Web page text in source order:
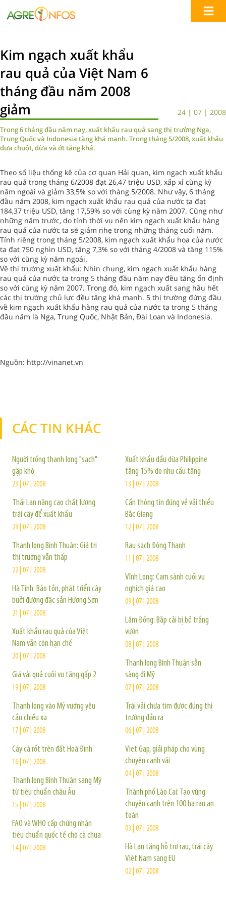
Kim ngạch xuất khẩu
rau quả của Việt Nam 6
tháng đầu năm 2008
giảm
24 | 07 | 2008
Trong 6 tháng đầu năm nay, xuất khẩu rau quả sang thị trường Nga,
Trung Quốc và Indonesia tăng khá mạnh. Trong tháng 5/2008, xuất khẩu
dưa chuột, dừa và ớt tăng khá.
Theo số liệu thống kê của cơ quan Hải quan, kim ngạch xuất khẩu
rau quả trong tháng 6/2008 đạt 26,47 triệu USD, xấp xỉ cùng kỳ
năm ngoái và giảm 33,5% so với tháng 5/2008. Như vậy, 6 tháng
đầu năm 2008, kim ngạch xuất khẩu rau quả của nước ta đạt
184,37 triệu USD, tăng 17,59% so với cùng kỳ năm 2007. Cũng như
những năm trước, do tính thời vụ nên kim ngạch xuất khẩu hàng
rau quả của nước ta sẽ giảm nhẹ trong những tháng cuối năm.
Tính riêng trong tháng 5/2008, kim ngạch xuất khẩu hoa của nước
ta đạt 750 nghìn USD, tăng 7,3% so với tháng 4/2008 và tăng 115%
so với cùng kỳ năm ngoái.
Về thị trường xuất khẩu: Nhìn chung, kim ngạch xuất khẩu hàng
rau quả của nước ta trong 5 tháng đầu năm nay đều tăng ổn định
so với cùng kỳ năm 2007. Trong đó, kim ngạch xuất sang hầu hết
các thị trường chủ lực đều tăng khá mạnh. 5 thị trường đứng đầu
về kim ngạch xuất khẩu hàng rau quả của nước ta trong 5 tháng
đầu năm là Nga, Trung Quốc, Nhật Bản, Đài Loan và Indonesia.
Nguồn: http://vinanet.vn
CÁC TIN KHÁC
Người trồng thanh long "sạch"
gặp khó
23 | 07 | 2008
Thái Lan nâng cao chất lượng
trái cây để xuất khẩu
23 | 07 | 2008
Thanh long Bình Thuận: Giá trị
thị trường vẫn thấp
22 | 07 | 2008
Hà Tĩnh: Bảo tồn, phát triển cây
bưởi đường đặc sản Hương Sơn
21 | 07 | 2008
Xuất khẩu rau quả của Việt
Nam vẫn còn hạn chế
20 | 07 | 2008
Giá vải quả cuối vụ tăng gấp 2
19 | 07 | 2008
Thanh long vào Mỹ vướng yêu
cầu chiếu xạ
17 | 07 | 2008
Cây cà rốt trên đất Hoà Đình
16 | 07 | 2008
Thanh long Bình Thuận sang Mỹ
từ tiêu chuẩn châu Âu
15 | 07 | 2008
FAO và WHO cấp chứng nhận
tiêu chuẩn quốc tế cho cà chua
14 | 07 | 2008
Xuất khẩu dầu dừa Philippine
tăng 15% do nhu cầu tăng
13 | 07 | 2008
Cần thông tin đúng về vải thiều
Bắc Giang
12 | 07 | 2008
Rau sạch Đông Thanh
11 | 07 | 2008
Vĩnh Long: Cam sành cuối vụ
nghịch giá cao
09 | 07 | 2008
Lâm Đồng: Bắp cải bị bỏ trắng
vườn
08 | 07 | 2008
Thanh long Bình Thuận sẵn
sàng đi Mỹ
07 | 07 | 2008
Trái vải chưa tìm được đúng thị
trường đầu ra
06 | 07 | 2008
Viet Gap, giải pháp cho vùng
chuyên canh vải
04 | 07 | 2008
Thành phố Lào Cai: Tạo vùng
chuyên canh trên 100 ha rau an
toàn
03 | 07 | 2008
Hà Lan tăng hỗ trợ rau, trái cây
Việt Nam sang EU
02 | 07 | 2008